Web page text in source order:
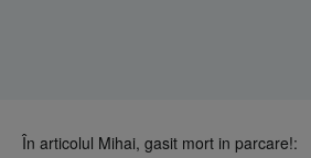
În articolul Mihai, gasit mort in parcare!: